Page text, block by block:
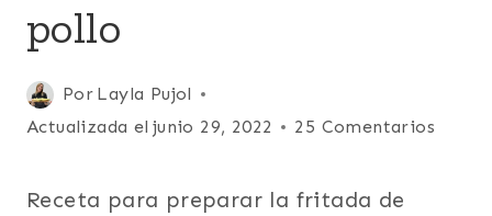
RECONFORTANTE
|
LATINO/HISPANO
|
|
pollo
Por Layla Pujol
Publicada
el
Actualizada el junio 29, 2022 25 Comentarios
Receta para preparar la fritada de